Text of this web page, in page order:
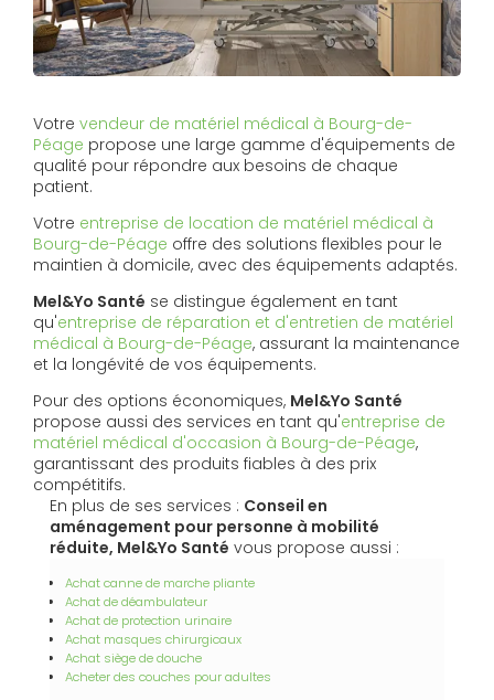
Votre vendeur de matériel médical à Bourg-de-
Péage propose une large gamme d'équipements de
qualité pour répondre aux besoins de chaque
patient.
Votre entreprise de location de matériel médical à
Bourg-de-Péage offre des solutions flexibles pour le
maintien à domicile, avec des équipements adaptés.
Mel&Yo Santé se distingue également en tant
qu'entreprise de réparation et d'entretien de matériel
médical à Bourg-de-Péage, assurant la maintenance
et la longévité de vos équipements.
Pour des options économiques, Mel&Yo Santé
propose aussi des services en tant qu'entreprise de
matériel médical d'occasion à Bourg-de-Péage,
garantissant des produits fiables à des prix
compétitifs.
En plus de ses services : Conseil en
aménagement pour personne à mobilité
réduite, Mel&Yo Santé vous propose aussi :
Achat canne de marche pliante
Achat de déambulateur
Achat de protection urinaire
Achat masques chirurgicaux
Achat siège de douche
Acheter des couches pour adultes